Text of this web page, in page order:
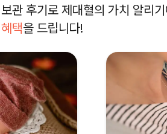
관 후기로 제대혈의 가치 알리
택을 드립니다!